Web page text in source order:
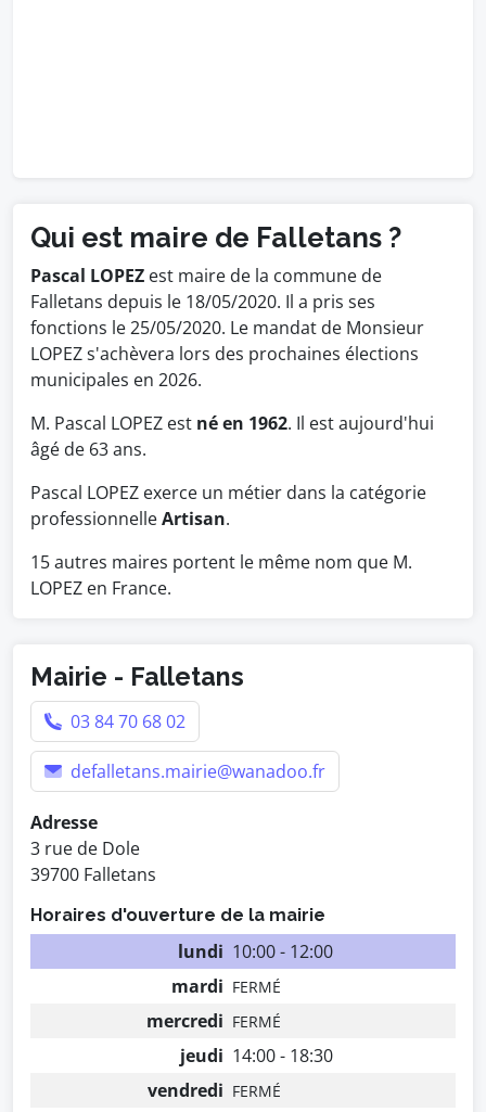
Qui est maire de Falletans ?
Pascal LOPEZ est maire de la commune de
Falletans depuis le 18/05/2020. Il a pris ses
fonctions le 25/05/2020. Le mandat de Monsieur
LOPEZ s'achèvera lors des prochaines élections
municipales en 2026.
M. Pascal LOPEZ est né en 1962. Il est aujourd'hui
âgé de 63 ans.
Pascal LOPEZ exerce un métier dans la catégorie
professionnelleArtisan.
15 autres maires portent le même nom que M.
LOPEZ en France.
Mairie - Falletans
03 84 70 68 02
defalletans.mairie@wanadoo.fr
Adresse
3 rue de Dole
39700 Falletans
Horaires d'ouverture de la mairie
lundi 10:00 - 12:00
mardi FERMÉ
mercredi FERMÉ
jeudi 14:00 - 18:30
vendredi FERMÉ